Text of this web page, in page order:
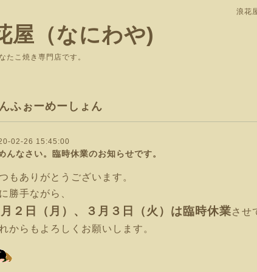
浪花
（なにわや)
れて37年の小さなたこ焼き専門
ふぉーめーしょん
02-26 15:45:00
んなさい。臨時休業のお知らせです。
もありがとうございます。
勝手ながら、
２日（ 月）、 ３月３日（火 ） は臨時休業させ
からもよろしくお願いします。